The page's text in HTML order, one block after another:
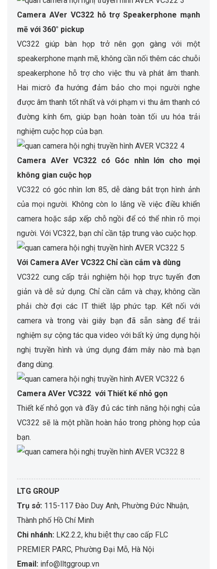
Camera AVer VC322 hỗ trợ Speakerphone mạnh
mẽ với 360° pickup
VC322 giúp bàn họp trở nên gọn gàng với một
speakerphone mạnh mẽ, không cần nối thêm các chuỗi
speakerphone hỗ trợ cho việc thu và phát âm thanh.
Hai micrô đa hướng đảm bảo cho mọi người nghe
được âm thanh tốt nhất và với phạm vi thu âm thanh có
đường kính 6m, giúp bạn hoàn toàn tối ưu hóa trải
nghiệm cuộc họp của bạn.
Camera AVer VC322 có Góc nhìn lớn cho mọi
không gian cuộc họp
VC322 có góc nhìn lơn 85, dễ dàng bắt trọn hình ảnh
của mọi người. Không còn lo lắng về việc điều khiển
camera hoặc sắp xếp chỗ ngồi để có thể nhìn rõ mọi
người. Với VC322, bạn chỉ cần tập trung vào cuộc họp.
Với Camera AVer VC322 Chỉ cần cắm và dùng
VC322 cung cấp trải nghiệm hội họp trực tuyến đơn
giản và dễ sử dụng. Chỉ cần cắm và chạy, không cần
phải chờ đợi các IT thiết lập phức tạp. Kết nối với
camera và trong vài giây bạn đã sẵn sàng để trải
nghiệm sự cộng tác qua video với bất kỳ ứng dụng hội
nghị truyền hình và ứng dụng đám mây nào mà bạn
đang dùng.
Camera AVer VC322 với Thiết kế nhỏ gọn
Thiết kế nhỏ gọn và đầy đủ các tính năng hội nghị của
VC322 sẽ là một phần hoàn hảo trong phòng họp của
bạn.
LTG GROUP
Trụ sở: 115-117 Đào Duy Anh, Phường Đức Nhuận,
Thành phố Hồ Chí Minh
Chi nhánh: LK2.2.2, khu biệt thự cao cấp FLC
PREMIER PARC, Phường Đại Mỗ, Hà Nội
Email: info@lltggroup.vn